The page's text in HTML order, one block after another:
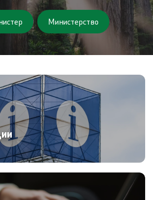
Со еден клик до сите услуги
Министерство